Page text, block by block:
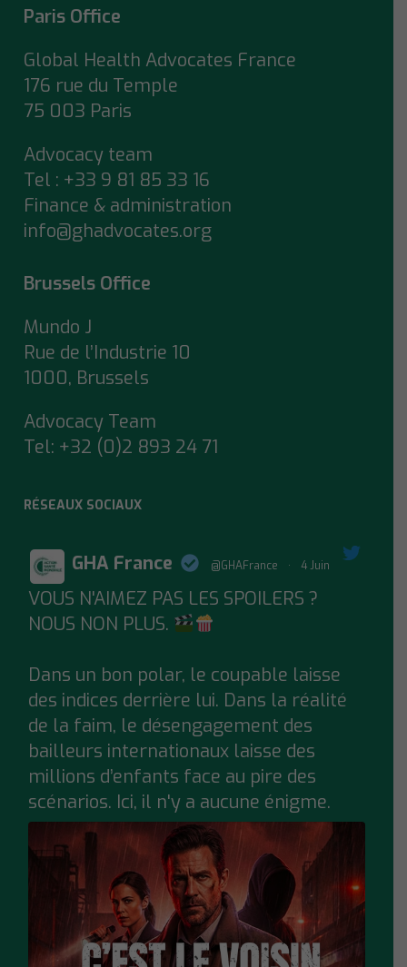
Paris Office
Global Health Advocates France
176 rue du Temple
75 003 Paris
Advocacy team
Tel : +33 9 81 85 33 16
Finance & administration
info@ghadvocates.org
Brussels Office
Mundo J
Rue de l’Industrie 10
1000, Brussels
Advocacy Team
Tel: +32 (0)2 893 24 71
RÉSEAUX SOCIAUX
;
GHA France @GHAFrance · 4 Juin
VOUS N'AIMEZ PAS LES SPOILERS ?
NOUS NON PLUS.
Dans un bon polar, le coupable laisse
des indices derrière lui. Dans la réalité
de la faim, le désengagement des
bailleurs internationaux laisse des
millions d’enfants face au pire des
scénarios. Ici, il n'y a aucune énigme.